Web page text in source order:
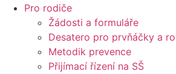
Pro rodiče
Žádosti a formuláře
Desatero pro prvňáčky a
Metodik prevence
Přijímací řízení na SŠ